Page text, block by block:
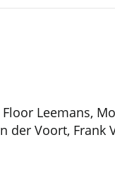
Leemans,
der Voort, Frank